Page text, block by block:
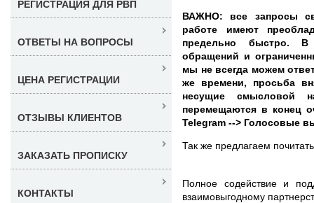
ВАЖНО: все запросы
работе имеют
предельно быстро.
обращений и
мы не всегда можем
же времени, просьба
несущие смысловой
перемещаются в конец
Telegram --> Голосовые
Так же предлагаем
Полное содействие и
взаимовыгодному
РЕГИСТРАЦИЯ ДЛЯ РВП
ОТВЕТЫ НА ВОПРОСЫ
ЦЕНА РЕГИСТРАЦИИ
ОТЗЫВЫ КЛИЕНТОВ
ЗАКАЗАТЬ ПРОПИСКУ
КОНТАКТЫ